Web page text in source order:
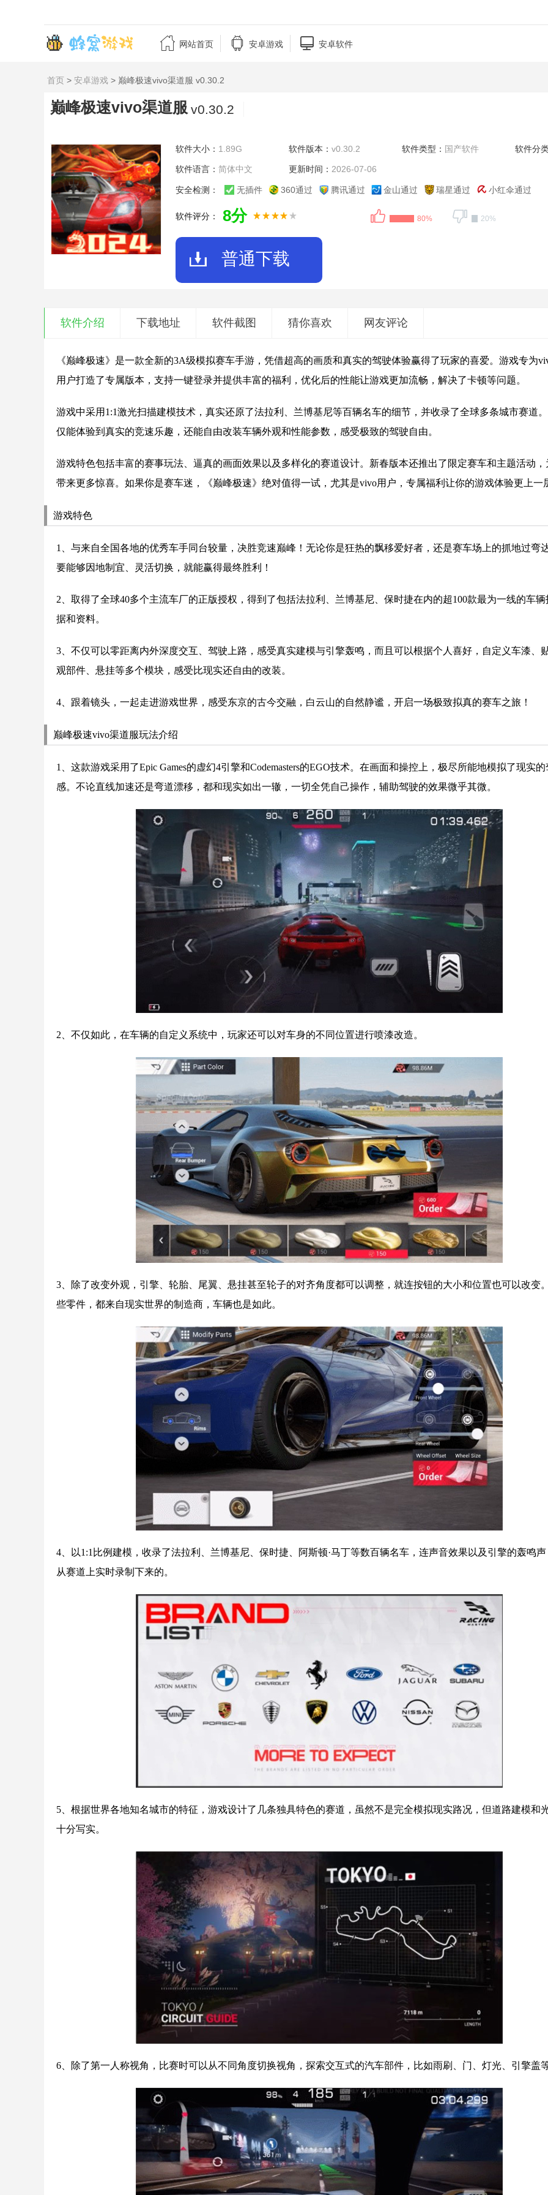
 网站首页  安卓游戏  安卓软件
首页 > 安卓游戏 > 巅峰极速vivo渠道服 v0.30.2
巅峰极速vivo渠道服 v0.30.2
软件大小： 1.89G 软件版本： v0.30.2 软件类型： 国产软件 软件分
软件语言： 简体中文 更新时间： 2026-07-06
安全检测： 无插件 360通过 腾讯通过 金山通过 瑞星通过 小红伞通过
软件评分： 8分 80% 20%
普通下载
软件介绍 下载地址 软件截图 猜你喜欢 网友评论
《巅峰极速》是一款全新的3A级模拟赛车手游，凭借超高的画质和真实的驾驶体验赢得了玩家的喜爱。游戏专为
用户打造了专属版本，支持一键登录并提供丰富的福利，优化后的性能让游戏更加流畅，解决了卡顿等问题。
游戏中采用1:1激光扫描建模技术，真实还原了法拉利、兰博基尼等百辆名车的细节，并收录了全球多条城市赛道
仅能体验到真实的竞速乐趣，还能自由改装车辆外观和性能参数，感受极致的驾驶自由。
游戏特色包括丰富的赛事玩法、逼真的画面效果以及多样化的赛道设计。新春版本还推出了限定赛车和主题活动，
带来更多惊喜。如果你是赛车迷，《巅峰极速》绝对值得一试，尤其是vivo用户，专属福利让你的游戏体验更上一
游戏特色
1、与来自全国各地的优秀车手同台较量，决胜竞速巅峰！无论你是狂热的飘移爱好者，还是赛车场上的抓地过弯
要能够因地制宜、灵活切换，就能赢得最终胜利！
2、取得了全球40多个主流车厂的正版授权，得到了包括法拉利、兰博基尼、保时捷在内的超100款最为一线的车辆
据和资料。
3、不仅可以零距离内外深度交互、驾驶上路，感受真实建模与引擎轰鸣，而且可以根据个人喜好，自定义车漆、
观部件、悬挂等多个模块，感受比现实还自由的改装。
4、跟着镜头，一起走进游戏世界，感受东京的古今交融，白云山的自然静谧，开启一场极致拟真的赛车之旅！
巅峰极速vivo渠道服玩法介绍
1、这款游戏采用了Epic Games的虚幻4引擎和Codemasters的EGO技术。在画面和操控上，极尽所能地模拟了现实
感。不论直线加速还是弯道漂移，都和现实如出一辙，一切全凭自己操作，辅助驾驶的效果微乎其微。
2、不仅如此，在车辆的自定义系统中，玩家还可以对车身的不同位置进行喷漆改造。
3、除了改变外观，引擎、轮胎、尾翼、悬挂甚至轮子的对齐角度都可以调整，就连按钮的大小和位置也可以改变
些零件，都来自现实世界的制造商，车辆也是如此。
4、以1:1比例建模，收录了法拉利、兰博基尼、保时捷、阿斯顿·马丁等数百辆名车，连声音效果以及引擎的轰鸣
从赛道上实时录制下来的。
5、根据世界各地知名城市的特征，游戏设计了几条独具特色的赛道，虽然不是完全模拟现实路况，但道路建模和
十分写实。
6、除了第一人称视角，比赛时可以从不同角度切换视角，探索交互式的汽车部件，比如雨刷、门、灯光、引擎盖